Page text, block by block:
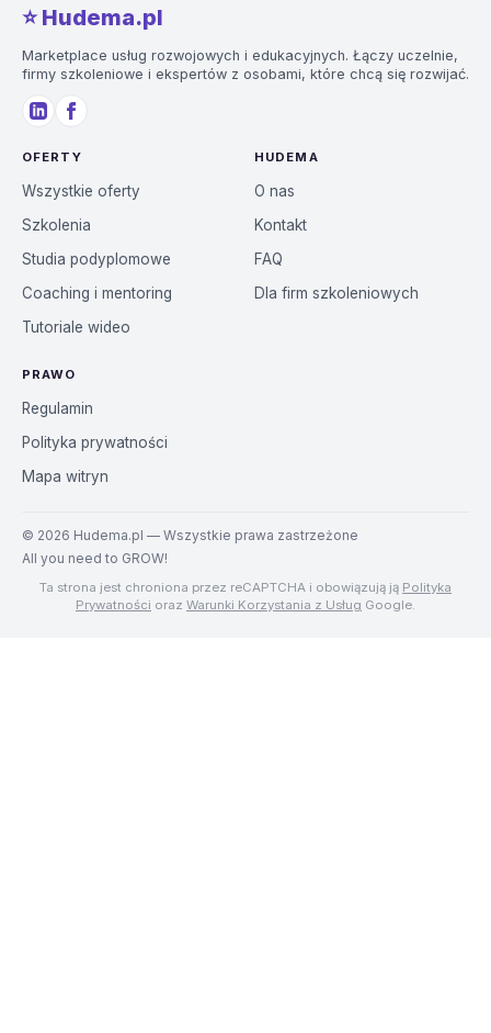
⭐️ Hudema.pl
Marketplace usług rozwojowych i edukacyjnych. Łączy uczelnie,
firmy szkoleniowe i ekspertów z osobami, które chcą się rozwijać.
OFERTY
Wszystkie oferty
Szkolenia
Studia podyplomowe
Coaching i mentoring
Tutoriale wideo
HUDEMA
O nas
Kontakt
FAQ
Dla firm szkoleniowych
PRAWO
Regulamin
Polityka prywatności
Mapa witryn
© 2026 Hudema.pl — Wszystkie prawa zastrzeżone
All you need to GROW!
Ta strona jest chroniona przez reCAPTCHA i obowiązują ją Polityka
Prywatności oraz Warunki Korzystania z Usług Google.